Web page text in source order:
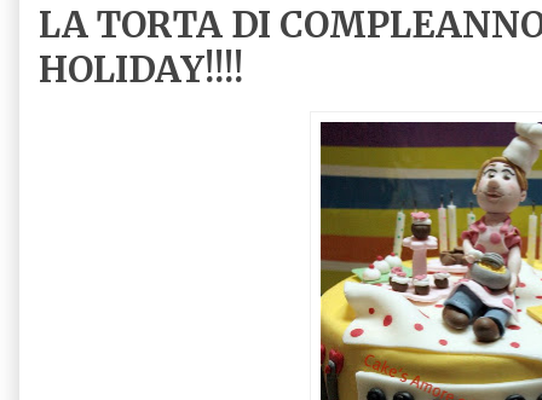
LA TORTA DI
HOLIDAY!!!!